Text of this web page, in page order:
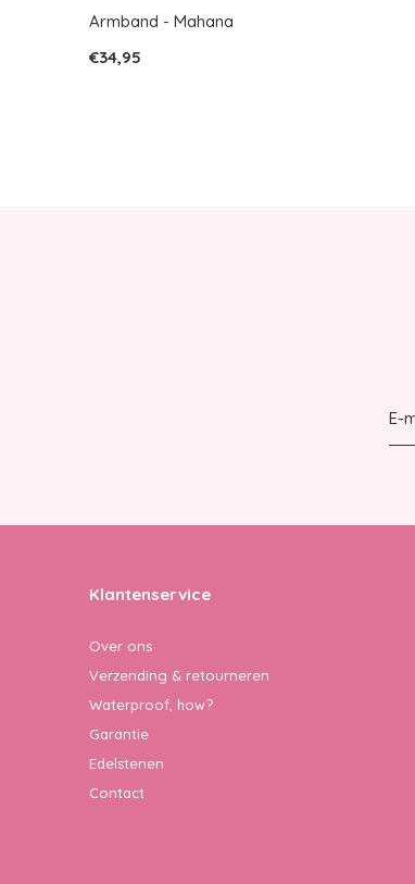
Armband - Mahana
€34,95
Klantenservice
Over ons
Verzending & retourneren
Waterproof, how?
Garantie
Edelstenen
Contact